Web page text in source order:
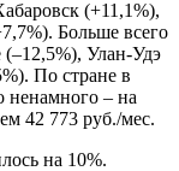
(+11,1%),
Больше всего
Улан-Удэ
По стране в
ненамного – на
42 773 руб./мес.
на 10%.